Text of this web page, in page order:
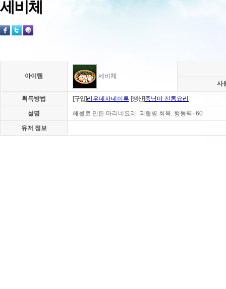
세비체
아이템
세비체
사
획득방법 [구입]리우데자네이루 [생산]중남미 전통요리
설명 해물로 만든 마리네요리. 괴혈병 회복, 행동력+60
유저 정보